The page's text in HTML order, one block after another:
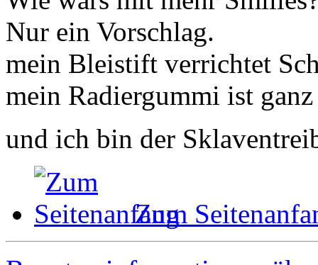
Nur ein Vorschlag.
mein Bleistift verrichtet
mein Radiergummi ist
und ich bin der
Zum